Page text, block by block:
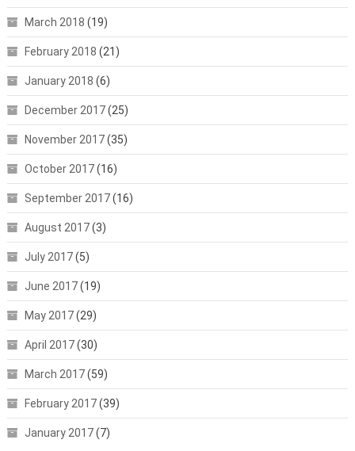
March 2018 (19)
February 2018 (21)
January 2018 (6)
December 2017(25)
November 2017(35)
October 2017(16)
September 2017(16)
August 2017(3)
July 2017(5)
June 2017(19)
May 2017(29)
April 2017(30)
March 2017(59)
February 2017(39)
January 2017(7)